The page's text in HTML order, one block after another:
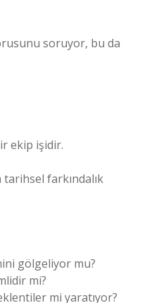
soruyor, bu da
ekip işidir.
farkındalık
gölgeliyor mu?
mi?
mi yaratıyor?